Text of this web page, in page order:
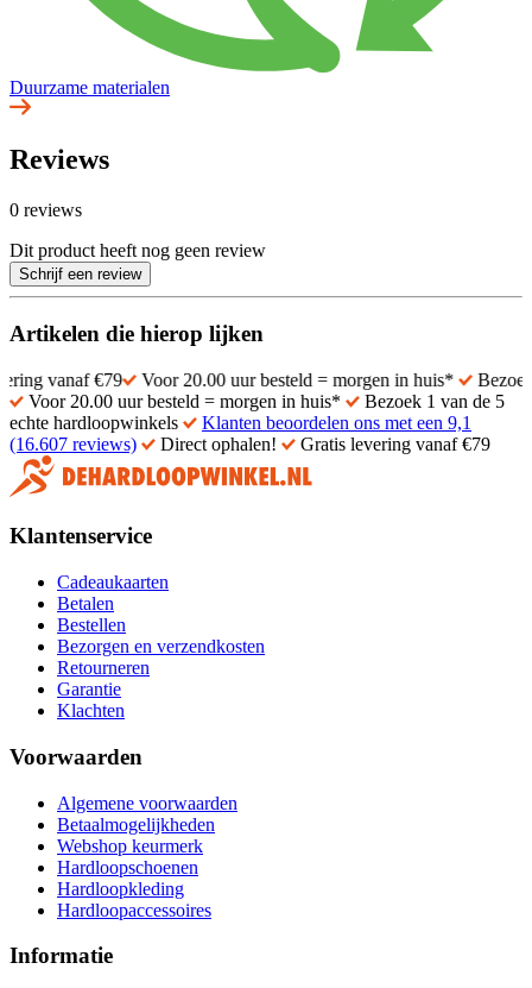
Duurzame materialen
Reviews
0 reviews
Dit product heeft nog geen review
Schrijf een review
Artikelen die hierop lijken
€79 Voor 20.00 uur besteld = morgen in huis*
Bezoek 1 van
Voor 20.00 uur besteld = morgen in huis*
Bezoek 1 van de 5
echte hardloopwinkels
Klanten beoordelen ons met een 9,1
(16.607 reviews)
Direct ophalen! Gratis levering vanaf €79
Klantenservice
Cadeaukaarten
Betalen
Bestellen
Bezorgen en verzendkosten
Retourneren
Garantie
Klachten
Voorwaarden
Algemene voorwaarden
Betaalmogelijkheden
Webshop keurmerk
Hardloopschoenen
Hardloopkleding
Hardloopaccessoires
Informatie